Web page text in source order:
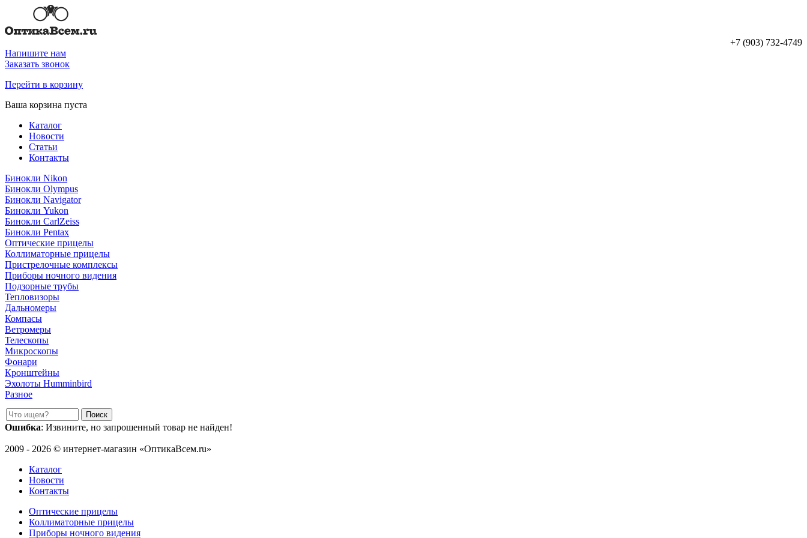
+7 (903) 732-4749
Напишите нам
Заказать звонок
Перейти в корзину
Ваша корзина пуста
Каталог
Новости
Статьи
Контакты
Бинокли Nikon
Бинокли Olympus
Бинокли Navigator
Бинокли Yukon
Бинокли CarlZeiss
Бинокли Pentax
Оптические прицелы
Коллиматорные прицелы
Пристрелочные комплексы
Приборы ночного видения
Подзорные трубы
Тепловизоры
Дальномеры
Компасы
Ветромеры
Телескопы
Микроскопы
Фонари
Кронштейны
Эхолоты Humminbird
Разное
Ошибка: Извините, но запрошенный товар не найден!
2009 - 2026 © интернет-магазин «ОптикаВсем.ru»
Каталог
Новости
Контакты
Оптические прицелы
Коллиматорные прицелы
Приборы ночного видения